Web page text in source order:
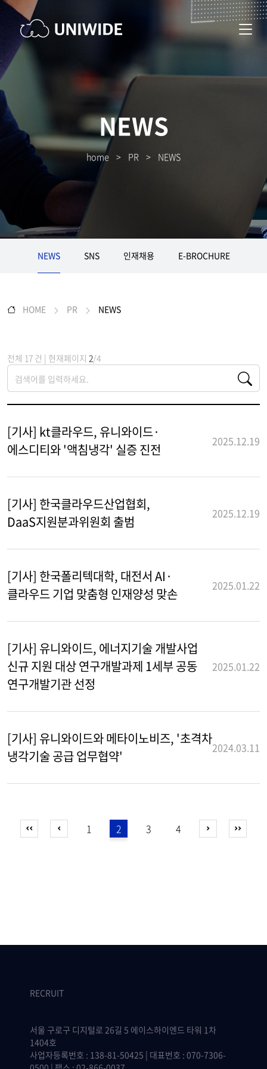
NEWS
home > PR > NEWS
NEWS SNS 인재채용 E-BROCHURE
HOME PR NEWS
전체 17 건 | 현재페이지 2/4
[기사] kt클라우드, 유니와이드·
에스디티와 '액침냉각' 실증 진전
2025.12.19
[기사] 한국클라우드산업협회,
DaaS지원분과위원회 출범
2025.12.19
[기사] 한국폴리텍대학, 대전서 AI·
클라우드 기업 맞춤형 인재양성 맞손
2025.01.22
[기사] 유니와이드, 에너지기술 개발사업
신규 지원 대상 연구개발과제 1세부 공동
연구개발기관 선정
2025.01.22
[기사] 유니와이드와 메타이노비즈, '초격차
냉각기술 공급 업무협약'
2024.03.11
1 2 3 4
RECRUIT
서울 구로구 디지털로 26길 5 에이스하이엔드 타워 1차
1404호
사업자등록번호 : 138-81-50425 | 대표번호 : 070-7306-